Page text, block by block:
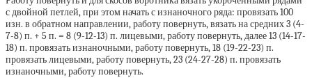
с двойной петлей, при этом начать с изнаночного ряда: провязать 100
изн. в обратном направлении, работу повернуть, вязать на средних 3 (4-
7-8) п. + 5 п. = 8 (9-12-13) п. лицевыми, работу повернуть, далее 13 (14-17-
18) п. провязать изнаночными, работу повернуть, 18 (19-22-23) п.
провязать лицевыми, работу повернуть, 23 (24-27-28) п. провязать
изнаночными, работу повернуть.